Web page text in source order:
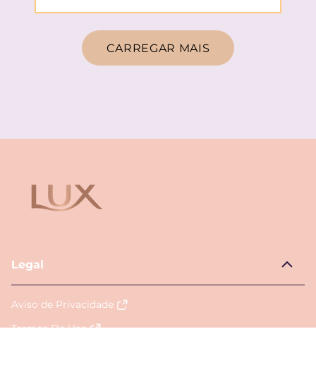
CARREGAR MAIS
Legal
Aviso de Privacidade
Termos De Uso